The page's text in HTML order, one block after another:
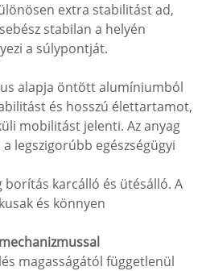
extra stabilitást ad,
stabilan a helyén
a súlypontját.
alapja öntött alumíniumból
és hosszú élettartamot,
mobilitást jelenti. Az anyag
legszigorúbb egészségügyi
borítás karcálló és ütésálló. A
és könnyen
magasságától függetlenül